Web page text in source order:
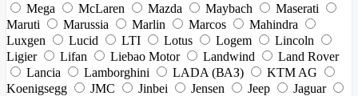
Mega
McLaren Mazda Maybach
Maserati
Maruti
Marussia Marlin Marcos
Mahindra
Luxgen
Lucid LTI Lotus Logem
Lincoln
Ligier
Lifan Liebao Motor Landwind
Land Rover
Lancia
Lamborghini LADA (ВАЗ)
KTM AG
Koenigsegg
JMC Jinbei Jensen Jeep
Jaguar